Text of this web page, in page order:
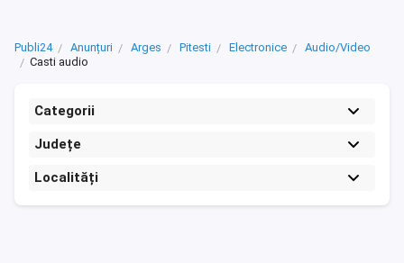
Publi24 Anunțuri Arges Pitesti Electronice
Audio/Video
Casti audio
Categorii
Județe
Localități